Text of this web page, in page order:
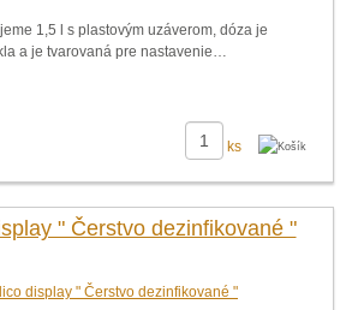
1,5 l s plastovým uzáverom, dóza je
a je tvarovaná pre nastavenie…
ks
" Čerstvo dezinfikované "